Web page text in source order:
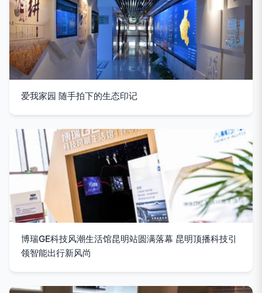
爱我家园 随手拍下的生态印记
博瑞GE科技风潮生活馆昆明站圆满落幕 昆明顶播科技引
领智能出行新风尚